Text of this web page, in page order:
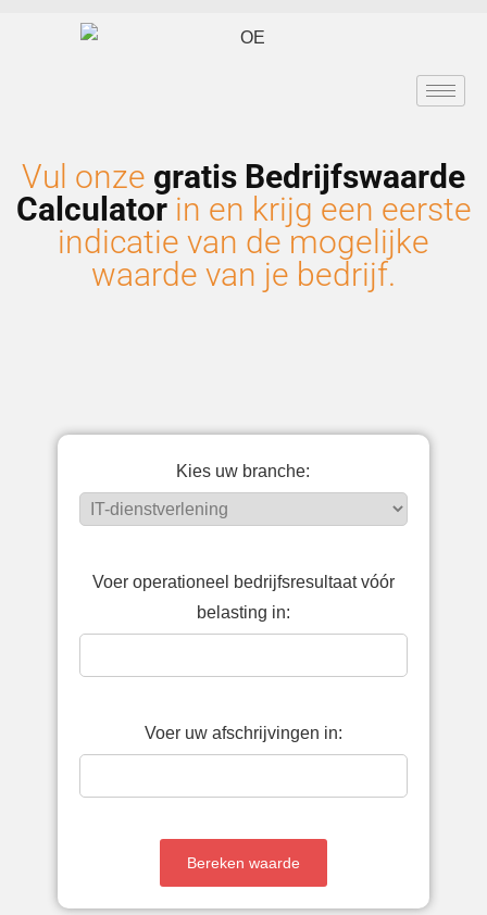
Vul onze gratis Bedrijfswaarde
Calculator in en krijg een eerste
indicatie van de mogelijke
waarde van je bedrijf.
Kies uw branche:
Voer operationeel bedrijfsresultaat vóór
belasting in:
Voer uw afschrijvingen in: